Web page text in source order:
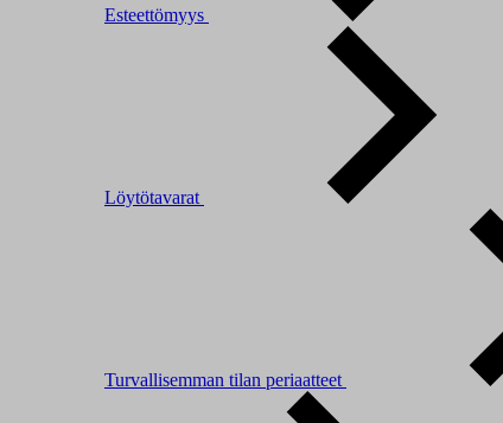
Esteettömyys
Löytötavarat
Turvallisemman tilan periaatteet